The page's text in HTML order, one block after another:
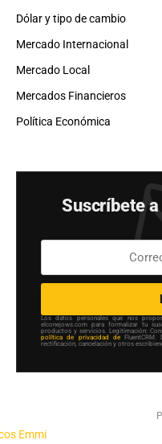
Dólar y tipo de cambio
Mercado Internacional
Mercado Local
Mercados Financieros
Política Económica
Suscríbete
Los datos personales que nos
elconejows.com para formalizar tu
productos y servicios. Legitimación:
política de privacidad de
rectificación, cancelación y otros